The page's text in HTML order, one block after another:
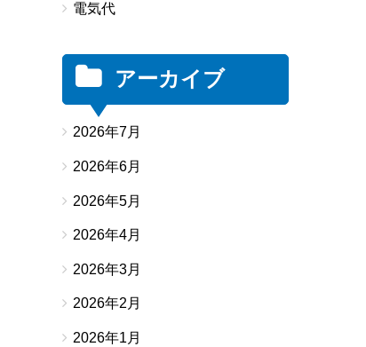
電気代
アーカイブ
2026年7月
2026年6月
2026年5月
2026年4月
2026年3月
2026年2月
2026年1月